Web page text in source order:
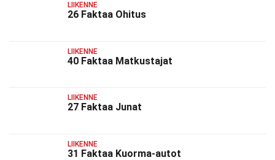
LIIKENNE
26 Faktaa Ohitus
LIIKENNE
40 Faktaa Matkustajat
LIIKENNE
27 Faktaa Junat
LIIKENNE
31 Faktaa Kuorma-autot